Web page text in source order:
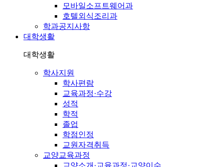
모바일소프트웨어과
호텔외식조리과
학과공지사항
대학생활
대학생활
학사지원
학사편람
교육과정·수강
성적
학적
졸업
학점인정
교원자격취득
교양교육과정
교양소개·교육과정·교양이수